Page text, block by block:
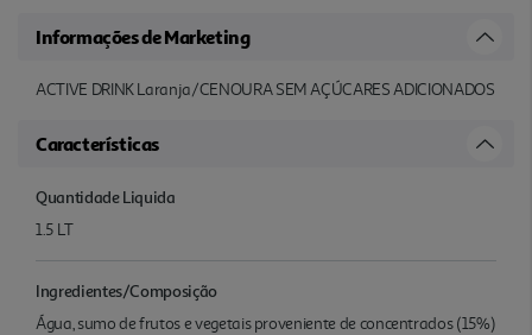
Informações de Marketing
ACTIVE DRINK Laranja/CENOURA SEM AÇÚCARES ADICIONADOS
Características
Quantidade Liquida
1.5 LT
Ingredientes/Composição
Água, sumo de frutos e vegetais proveniente de concentrados (15%)